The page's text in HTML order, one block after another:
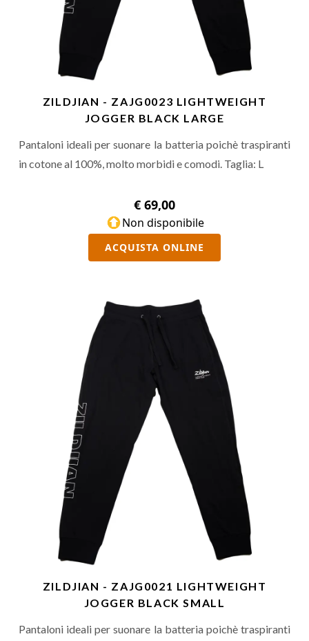
ZILDJIAN - ZAJG0023 LIGHTWEIGHT
JOGGER BLACK LARGE
Pantaloni ideali per suonare la batteria poichè traspiranti
in cotone al 100%, molto morbidi e comodi. Taglia: L
€ 69,00
Non disponibile
ACQUISTA ONLINE
ZILDJIAN - ZAJG0021 LIGHTWEIGHT
JOGGER BLACK SMALL
Pantaloni ideali per suonare la batteria poichè traspiranti